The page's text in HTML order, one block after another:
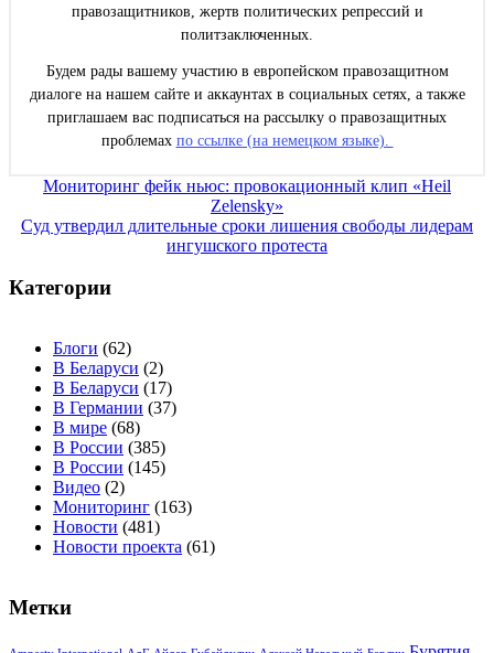
правозащитников, жертв политических репрессий и
политзаключенных.
Будем рады вашему участию в европейском правозащитном
диалоге на нашем сайте и аккаунтах в социальных сетях, а также
приглашаем вас подписаться на рассылку о правозащитных
проблемах по ссылке (на немецком языке).
Навигация
по
Мониторинг фейк ньюс: провокационный клип «Heil
Zelensky»
Суд утвердил длительные сроки лишения свободы лидерам
ингушского протеста
Категории
Блоги (62)
В Беларуси (2)
В Беларуси (17)
В Германии (37)
В мире (68)
В России (385)
В России (145)
Видео (2)
Мониторинг (163)
Новости (481)
Новости проекта (61)
Метки